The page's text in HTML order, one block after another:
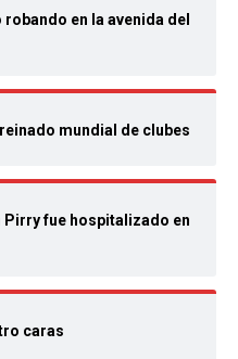
en la avenida del
mundial de clubes
fue hospitalizado en
caras